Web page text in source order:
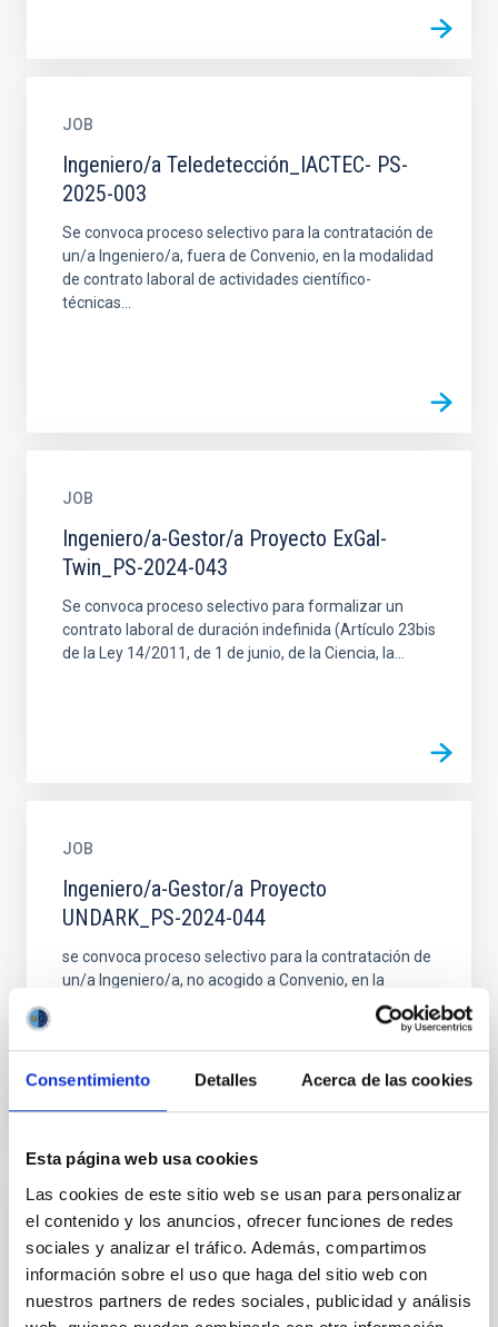
Consentimiento Detalles Acerca de las cookies
Esta página web usa cookies
Las cookies de este sitio web se usan para personalizar
el contenido y los anuncios, ofrecer funciones de redes
sociales y analizar el tráfico. Además, compartimos
información sobre el uso que haga del sitio web con
nuestros partners de redes sociales, publicidad y análisis
JOB
Ingeniero/a Teledetección_IACTEC- PS-
2025-003
Se convoca proceso selectivo para la contratación de
un/a Ingeniero/a, fuera de Convenio, en la modalidad
de contrato laboral de actividades científico-
técnicas...
JOB
Ingeniero/a-Gestor/a Proyecto ExGal-
Twin_PS-2024-043
Se convoca proceso selectivo para formalizar un
contrato laboral de duración indefinida (Artículo 23bis
de la Ley 14/2011, de 1 de junio, de la Ciencia, la...
JOB
Ingeniero/a-Gestor/a Proyecto
UNDARK_PS-2024-044
se convoca proceso selectivo para la contratación de
un/a Ingeniero/a, no acogido a Convenio, en la
JOB
Ingeniero/a_CSOA_IACTEC- PS-2025-002
Se convoca proceso selectivo para la contratación de